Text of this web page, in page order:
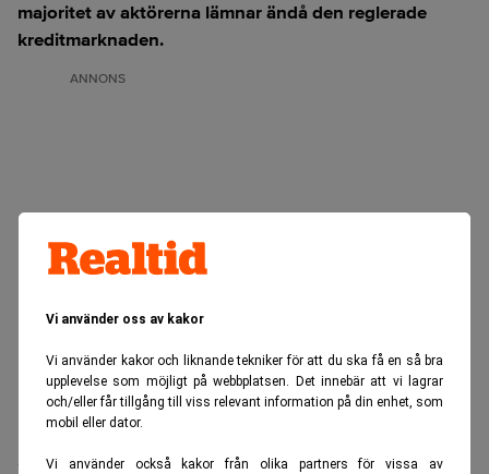
Vi använder oss av kakor
Vi använder kakor och liknande tekniker för att du ska få en så bra
upplevelse som möjligt på webbplatsen. Det innebär att vi lagrar
och/eller får tillgång till viss relevant information på din enhet, som
mobil eller dator.
Vi använder också kakor från olika partners för vissa av
majoritet av aktörerna lämnar ändå den reglerade
kreditmarknaden.
ANNONS